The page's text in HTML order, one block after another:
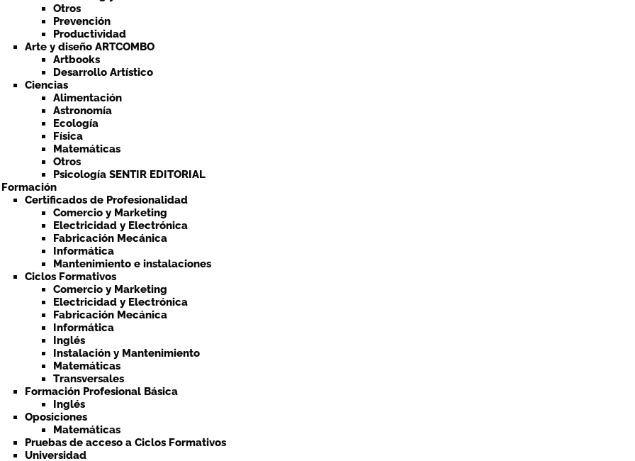
Otros
Prevención
Productividad
Arte y diseño ARTCOMBO
Artbooks
Desarrollo Artístico
Ciencias
Alimentación
Astronomía
Ecología
Física
Matemáticas
Otros
Psicología SENTIR EDITORIAL
Certificados de Profesionalidad
Comercio y Marketing
Electricidad y Electrónica
Fabricación Mecánica
Informática
Mantenimiento e instalaciones
Ciclos Formativos
Comercio y Marketing
Electricidad y Electrónica
Fabricación Mecánica
Informática
Inglés
Instalación y Mantenimiento
Matemáticas
Transversales
Formación Profesional Básica
Inglés
Oposiciones
Matemáticas
Pruebas de acceso a Ciclos Formativos
Universidad